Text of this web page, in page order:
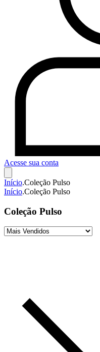
Acesse sua conta
Início.Coleção Pulso
Início.Coleção Pulso
Coleção Pulso